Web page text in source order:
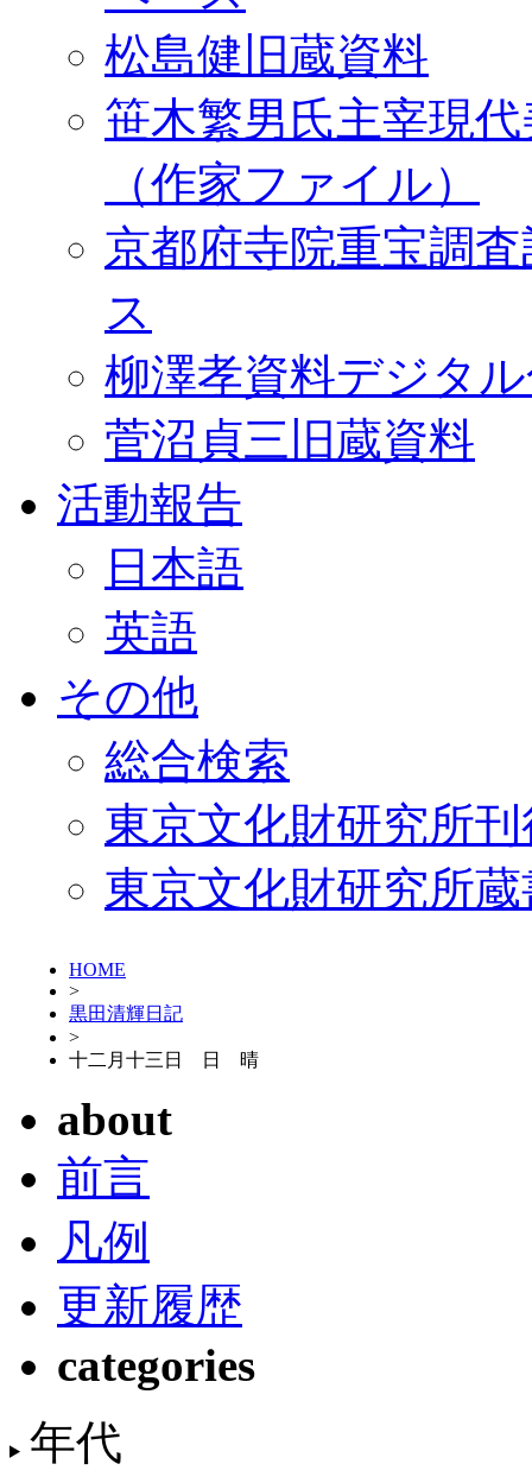
松島健旧蔵資料
笹木繁男氏主宰現
（作家ファイル）
京都府寺院重宝調
ス
柳澤孝資料デジタ
菅沼貞三旧蔵資料
活動報告
日本語
英語
その他
総合検索
東京文化財研究所
東京文化財研究所
HOME
>
黒田清輝日記
>
十二月十三日 日 晴
about
前言
凡例
更新履歴
categories
年代